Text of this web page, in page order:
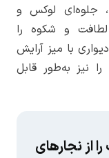
، جلوه‌ای لوکس و
و شکوه را
با میز آرایش
نیز به‌طور قابل
از نجارهای